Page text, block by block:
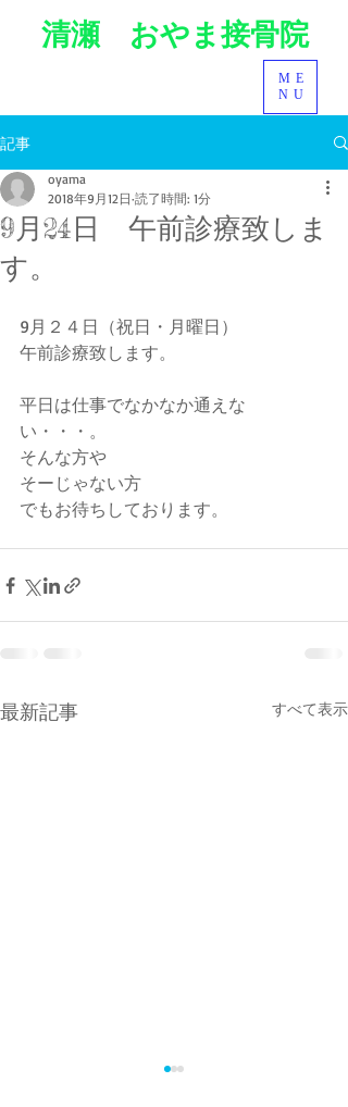
清瀬 おやま接骨院
ME
NU
記事
9月24日 午前診療致しま
す。
oyama
2018年9月12日 読了時間: 1分
9月２４日（祝日・月曜日）
午前診療致します。
平日は仕事でなかなか通えな
い・・・。
そんな方や
そーじゃない方
でもお待ちしております。
最新記事 すべて表示